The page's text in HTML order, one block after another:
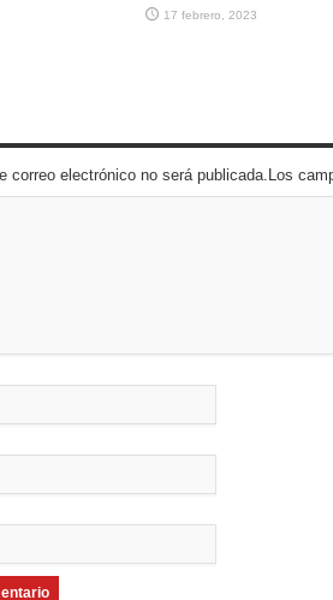
17 febrero, 2023
correo electrónico no será publicada.Los